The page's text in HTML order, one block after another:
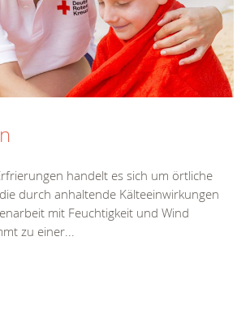
handelt es sich um örtliche
durch anhaltende Kälteeinwirkungen
mit Feuchtigkeit und Wind
zu einer...